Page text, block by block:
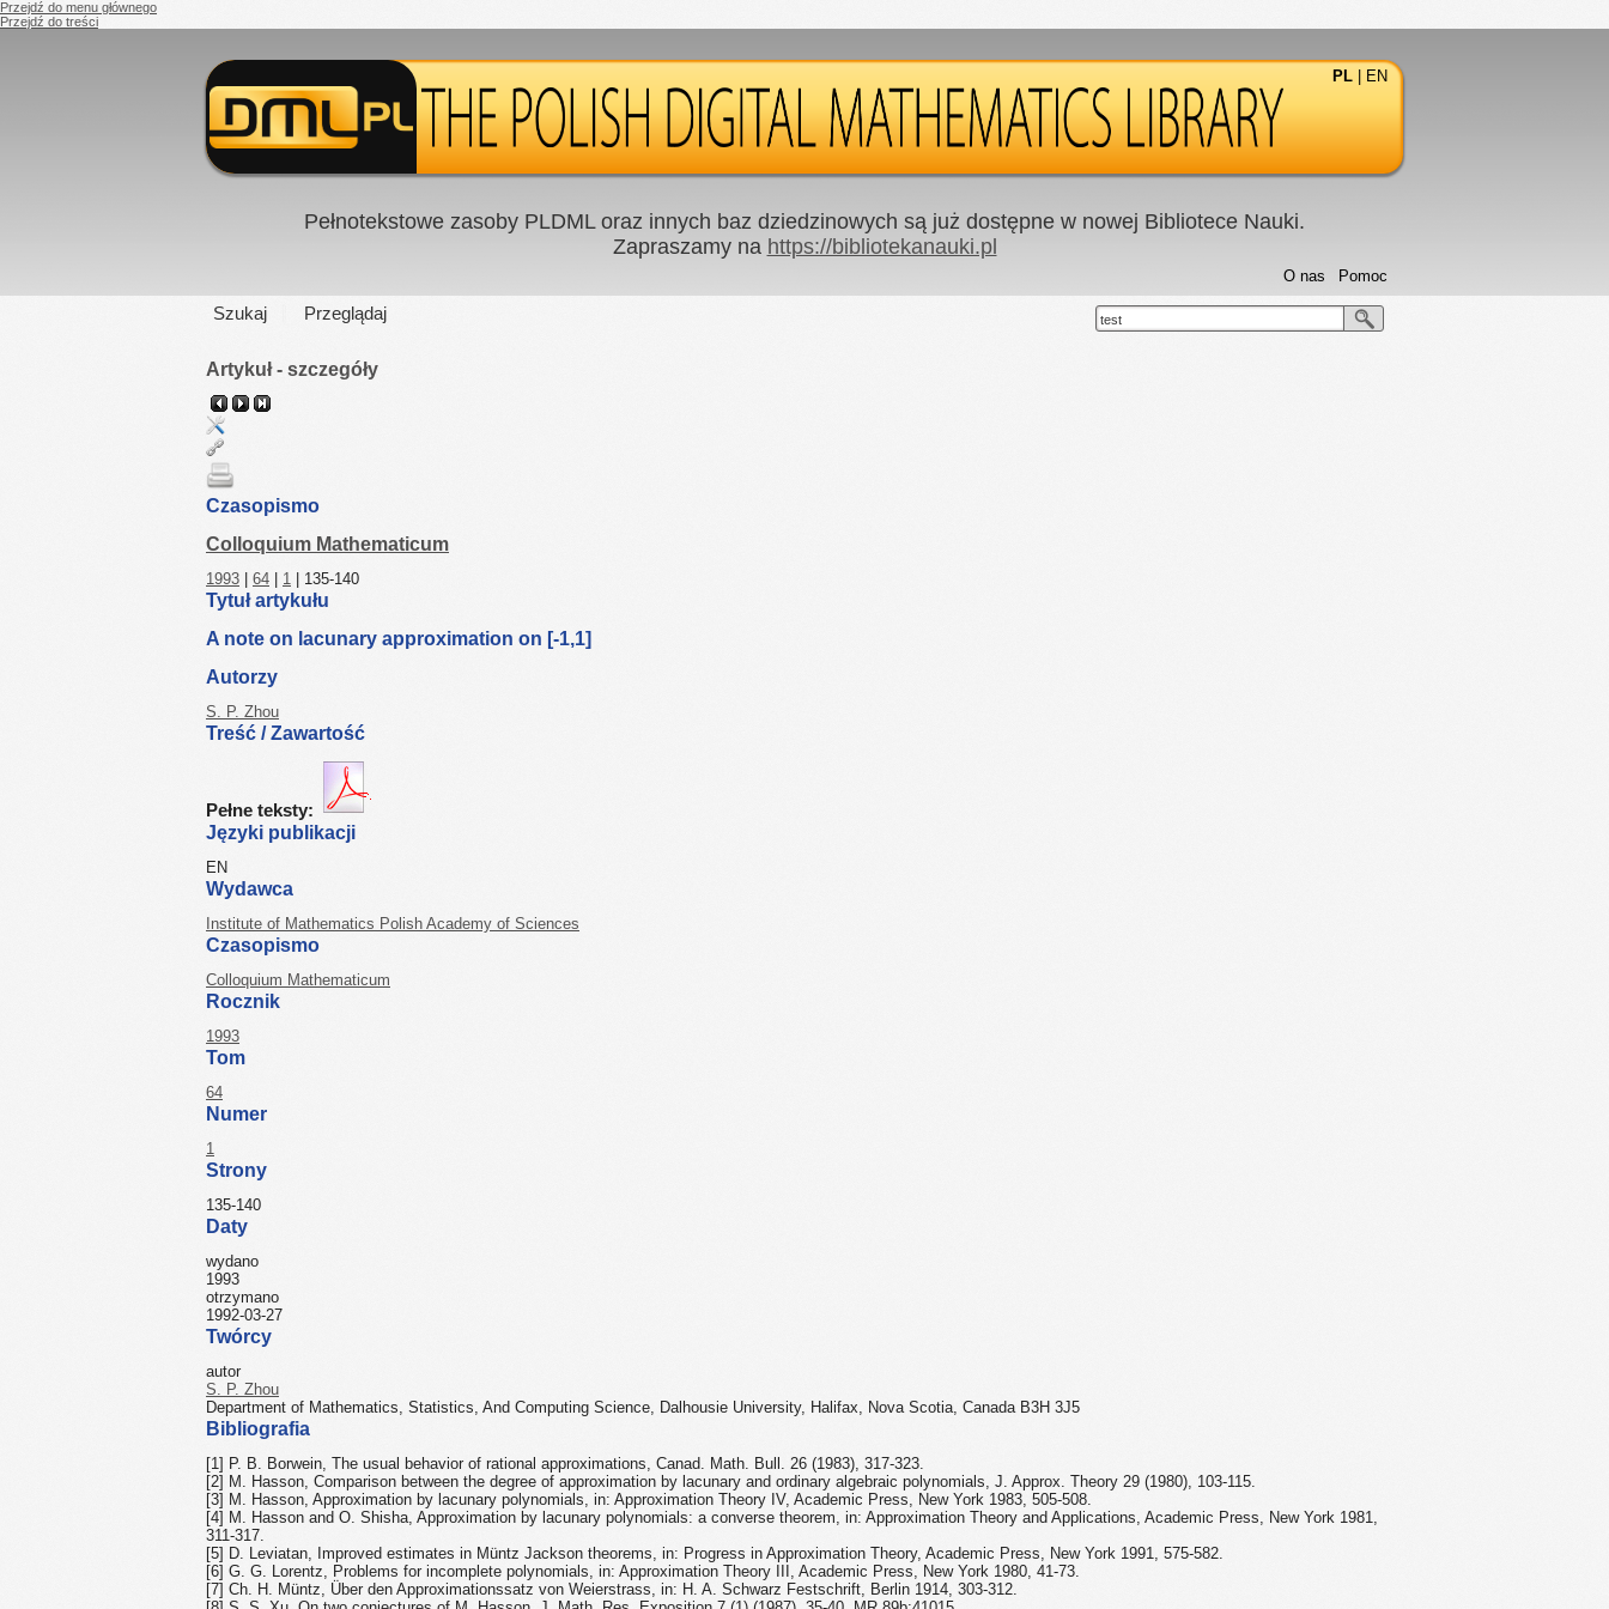
Przejdź do menu głównego
Przejdź do treści
PL EN
Pełnotekstowe zasoby PLDML oraz innych baz dziedzinowych są już dostępne w nowej Bibliotece Nauki.
Zapraszamy na https://bibliotekanauki.pl
Szukaj Przeglądaj
Pomoc
O nas
test
Artykuł - szczegóły
Czasopismo
Colloquium Mathematicum
1993 64 1 | 135-140
Tytuł artykułu
A note on lacunary approximation on [-1,1]
Autorzy
S. P. Zhou
Treść / Zawartość
Pełne teksty:
Języki publikacji
EN
Wydawca
Institute of Mathematics Polish Academy of Sciences
Czasopismo
Colloquium Mathematicum
Rocznik
1993
Tom
64
Numer
1
Strony
135-140
Daty
wydano
1993
otrzymano
1992-03-27
Twórcy
autor
S. P. Zhou
Department of Mathematics, Statistics, And Computing Science, Dalhousie University, Halifax, Nova Scotia, Canada B3H 3J5
Bibliografia
[1] P. B. Borwein, The usual behavior of rational approximations, Canad. Math. Bull. 26 (1983), 317-323.
[2] M. Hasson, Comparison between the degree of approximation by lacunary and ordinary algebraic polynomials, J. Approx. Theory 29 (1980), 103-115.
[3] M. Hasson, Approximation by lacunary polynomials, in: Approximation Theory IV, Academic Press, New York 1983, 505-508.
[4] M. Hasson and O. Shisha, Approximation by lacunary polynomials: a converse theorem, in: Approximation Theory and Applications, Academic Press, New York 1981,
311-317.
[5] D. Leviatan, Improved estimates in Müntz Jackson theorems, in: Progress in Approximation Theory, Academic Press, New York 1991, 575-582.
[6] G. G. Lorentz, Problems for incomplete polynomials, in: Approximation Theory III, Academic Press, New York 1980, 41-73.
[7] Ch. H. Müntz, Über den Approximationssatz von Weierstrass, in: H. A. Schwarz Festschrift, Berlin 1914, 303-312.